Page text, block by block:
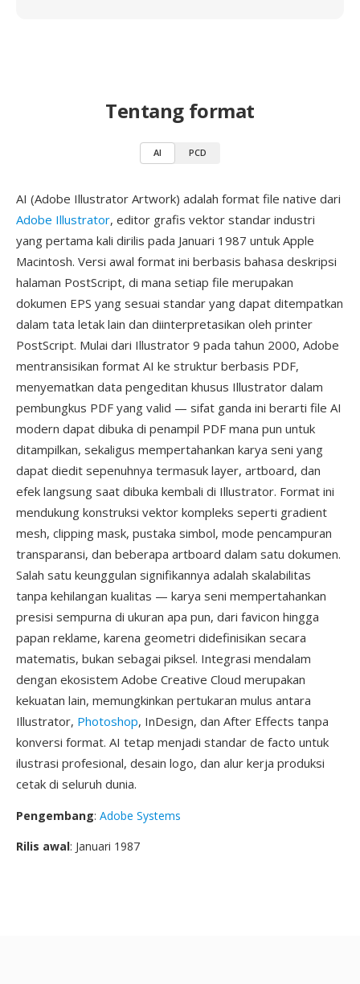
Tentang format
AI PCD
AI (Adobe Illustrator Artwork) adalah format file native dari
Adobe Illustrator, editor grafis vektor standar industri
yang pertama kali dirilis pada Januari 1987 untuk Apple
Macintosh. Versi awal format ini berbasis bahasa deskripsi
halaman PostScript, di mana setiap file merupakan
dokumen EPS yang sesuai standar yang dapat ditempatkan
dalam tata letak lain dan diinterpretasikan oleh printer
PostScript. Mulai dari Illustrator 9 pada tahun 2000, Adobe
mentransisikan format AI ke struktur berbasis PDF,
menyematkan data pengeditan khusus Illustrator dalam
pembungkus PDF yang valid — sifat ganda ini berarti file AI
modern dapat dibuka di penampil PDF mana pun untuk
ditampilkan, sekaligus mempertahankan karya seni yang
dapat diedit sepenuhnya termasuk layer, artboard, dan
efek langsung saat dibuka kembali di Illustrator. Format ini
mendukung konstruksi vektor kompleks seperti gradient
mesh, clipping mask, pustaka simbol, mode pencampuran
transparansi, dan beberapa artboard dalam satu dokumen.
Salah satu keunggulan signifikannya adalah skalabilitas
tanpa kehilangan kualitas — karya seni mempertahankan
presisi sempurna di ukuran apa pun, dari favicon hingga
papan reklame, karena geometri didefinisikan secara
matematis, bukan sebagai piksel. Integrasi mendalam
dengan ekosistem Adobe Creative Cloud merupakan
kekuatan lain, memungkinkan pertukaran mulus antara
Illustrator, Photoshop, InDesign, dan After Effects tanpa
konversi format. AI tetap menjadi standar de facto untuk
ilustrasi profesional, desain logo, dan alur kerja produksi
cetak di seluruh dunia.
Pengembang: Adobe Systems
Rilis awal: Januari 1987